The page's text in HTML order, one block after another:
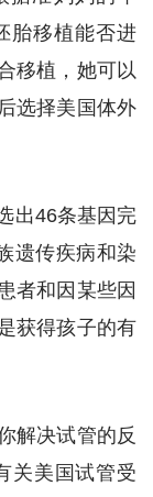
胎移植能否进
移植，她可以
选择美国体外
出46条基因完
遗传疾病和染
者和因某些因
获得孩子的有
解决试管的反
关美国试管受